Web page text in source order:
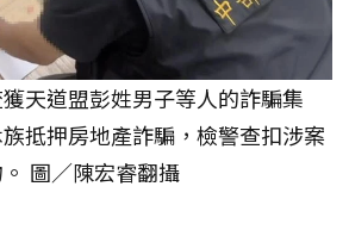
天道盟彭姓男子等人的詐騙集
抵押房地產詐騙，檢警查扣涉案
圖／陳宏睿翻攝